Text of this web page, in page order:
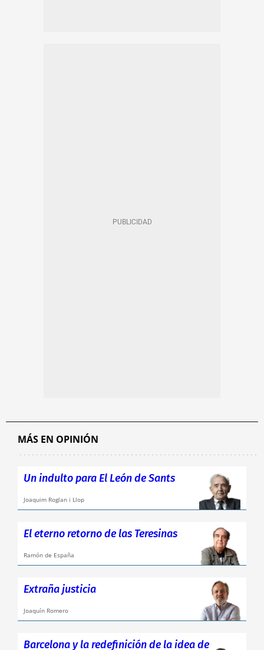
MÁS EN OPINIÓN
Un indulto para El León de Sants
Joaquim Roglan i Llop
El eterno retorno de las Teresinas
Ramón de España
Extraña justicia
Joaquín Romero
Barcelona y la redefinición de la idea de